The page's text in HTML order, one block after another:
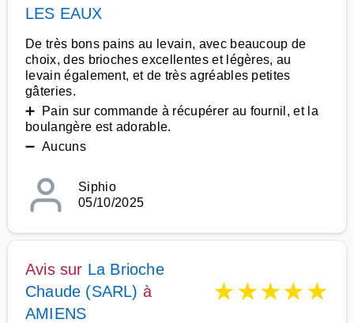
LES EAUX
De très bons pains au levain, avec beaucoup de
choix, des brioches excellentes et légères, au
levain également, et de très agréables petites
gâteries.
➕ Pain sur commande à récupérer au fournil, et la
boulangère est adorable.
➖ Aucuns
Siphio
05/10/2025
Avis sur La Brioche
Chaude (SARL) à
AMIENS
★★★★★